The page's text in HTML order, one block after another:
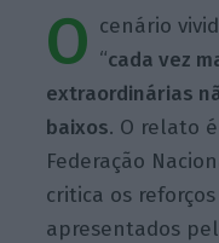
O cenário
“cada vez
extraordinárias
baixos. O relato
Federação
critica os
apresentados